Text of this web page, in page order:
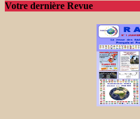
Votre dernière Revue